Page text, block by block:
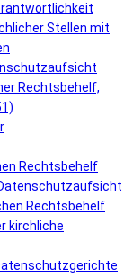
Stellen mit
Rechtsbehelf,
Rechtsbehelf
Rechtsbehelf
kirchliche